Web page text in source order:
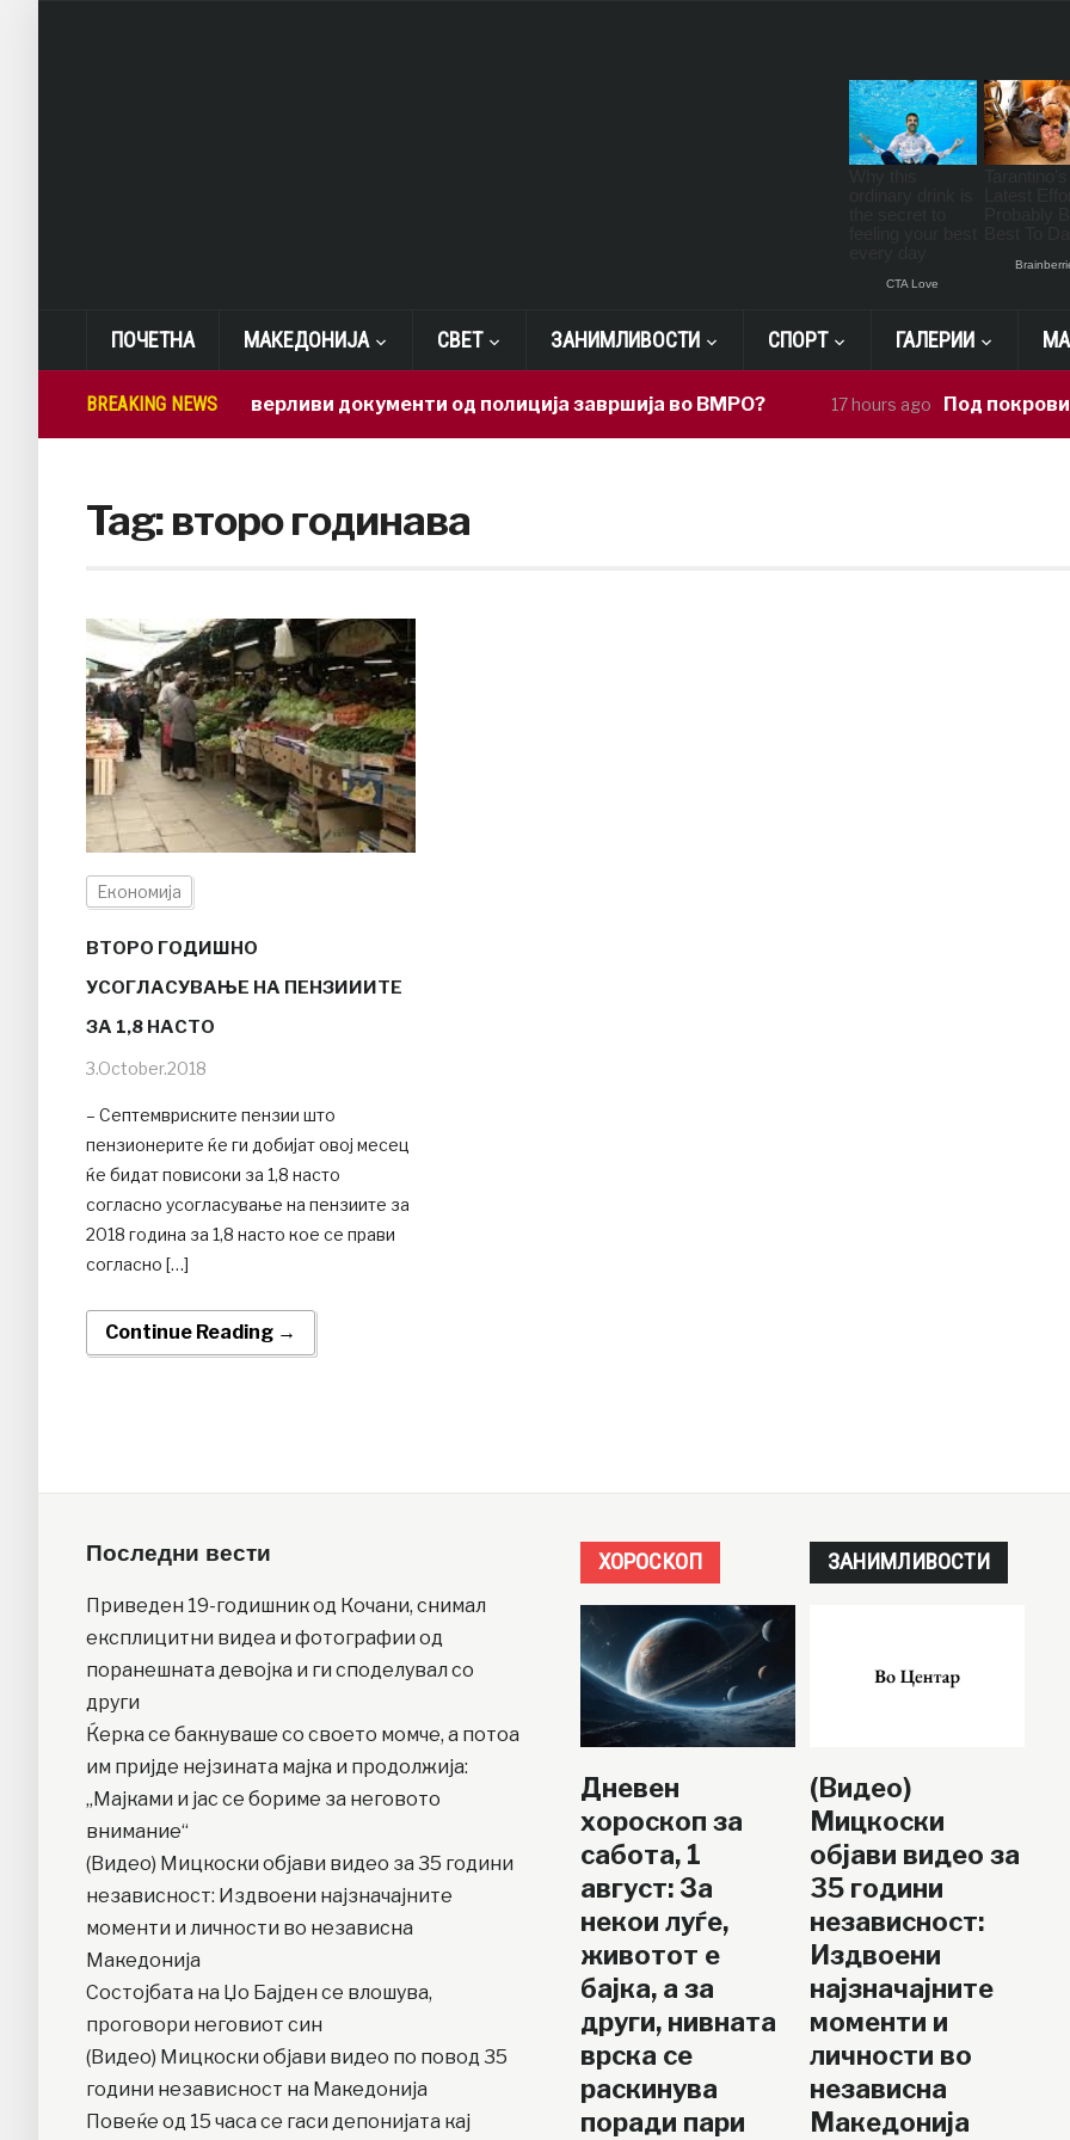
ПОЧЕТНА МАКЕДОНИЈА СВЕТ ЗАНИМЛИВОСТИ СПОРТ ГАЛЕРИИ
BREAKING NEWS
Како доверливи документи од полиција завршија во ВМРО? 17 hours ago Под
Tag:второ годинава
Економија
ВТОРО ГОДИШНО
УСОГЛАСУВАЊЕ НА ПЕНЗИИИТЕ
ЗА 1,8 НАСТО
3.October.2018
– Септемвриските пензии што
пензионерите ќе ги добијат овој месец
ќе бидат повисоки за 1,8 насто
согласно усогласување на пензиите за
2018 година за 1,8 насто кое се прави
согласно […]
Continue Reading →
Последни вести
Приведен 19-годишник од Кочани, снимал
експлицитни видеа и фотографии од
поранешната девојка и ги споделувал со
други
Ќерка се бакнуваше со своето момче, а потоа
им пријде нејзината мајка и продолжија:
„Мајками и јас се бориме за неговото
внимание“
(Видео) Мицкоски објави видео за 35 години
независност: Издвоени најзначајните
моменти и личности во независна
Македонија
Состојбата на Џо Бајден се влошува,
проговори неговиот син
(Видео) Мицкоски објави видео по повод 35
години независност на Македонија
Повеќе од 15 часа се гаси депонијата кај
ХОРОСКОП
Дневен
хороскоп за
сабота, 1
август: За
некои луѓе,
животот е
бајка, а за
други, нивната
врска се
раскинува
поради пари
ЗАНИМЛИВОСТИ
(Видео)
Мицкоски
објави видео за
35 години
независност:
Издвоени
најзначајните
моменти и
личности во
независна
Македонија